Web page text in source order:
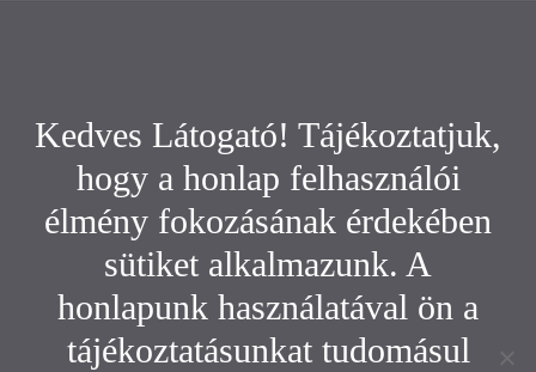
Kedves Látogató! Tájékoztatjuk,
hogy a honlap felhasználói
élmény fokozásának érdekében
sütiket alkalmazunk. A
honlapunk használatával ön a
tájékoztatásunkat tudomásul